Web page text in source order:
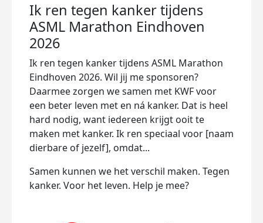
Ik ren tegen kanker tijdens
ASML Marathon Eindhoven
2026
Ik ren tegen kanker tijdens ASML Marathon
Eindhoven 2026. Wil jij me sponsoren?
Daarmee zorgen we samen met KWF voor
een beter leven met en ná kanker. Dat is heel
hard nodig, want iedereen krijgt ooit te
maken met kanker. Ik ren speciaal voor [naam
dierbare of jezelf], omdat...
Samen kunnen we het verschil maken. Tegen
kanker. Voor het leven. Help je mee?